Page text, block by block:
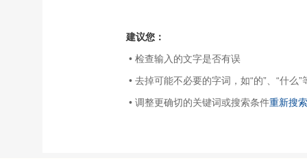
建议您：
• 检查输入的文字是否有误
• 去掉可能不必要的字词，如“的”、“什么”
• 调整更确切的关键词或搜索条件重新搜索